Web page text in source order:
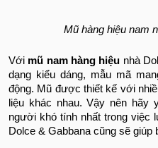
Mũ hàng hiệu nam
Với mũ nam hàng hiệu nhà
dạng kiểu dáng, mẫu mã
động. Mũ được thiết kế với
liệu khác nhau. Vậy nên hãy
người khó tính nhất trong việc
Dolce & Gabbana cũng sẽ